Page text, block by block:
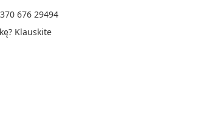
676 29494
Klauskite